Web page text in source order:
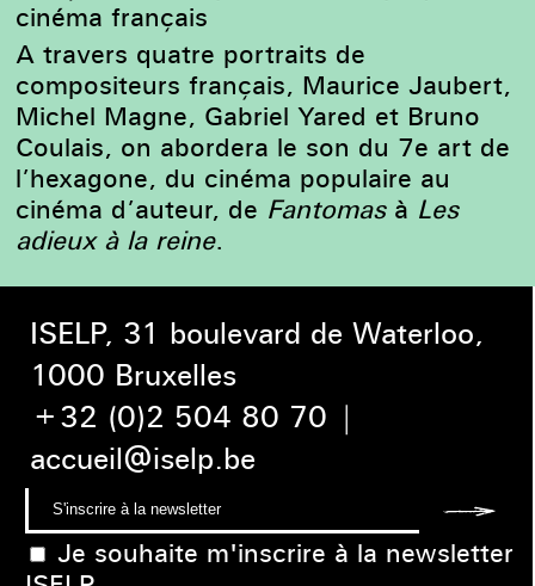
cinéma français
A travers quatre portraits de
compositeurs français, Maurice Jaubert,
Michel Magne, Gabriel Yared et Bruno
Coulais, on abordera le son du 7e art de
l’hexagone, du cinéma populaire au
cinéma d’auteur, de Fantomasà Les
adieux à la reine.
ISELP, 31 boulevard de Waterloo,
1000 Bruxelles
+32 (0)2 504 80 70 |
accueil@iselp.be
Je souhaite m'inscrire à la newsletter